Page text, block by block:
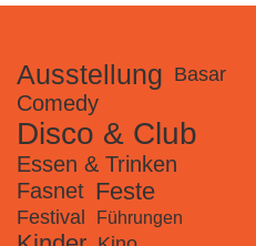
Ausstellung Basar
Comedy
Disco & Club
Essen & Trinken
Fasnet Feste
Festival Führungen